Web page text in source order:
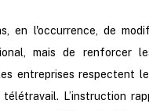
en l'occurrence, de
mais de renforcer
entreprises respectent
télétravail. L’instruction